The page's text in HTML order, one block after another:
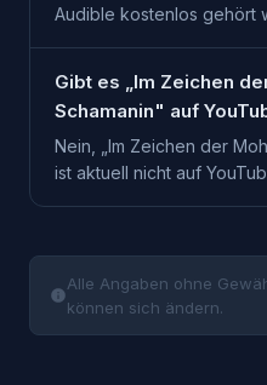
Audible kostenlos gehört
Gibt es „Im Zeichen
Schamanin" auf
Nein, „Im Zeichen der
ist aktuell nicht auf
Alle Angaben ohne
können sich ändern.